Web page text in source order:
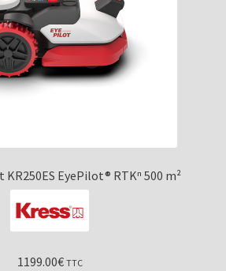
EyePilot® RTKⁿ 500 m²
1199.00€ TTC